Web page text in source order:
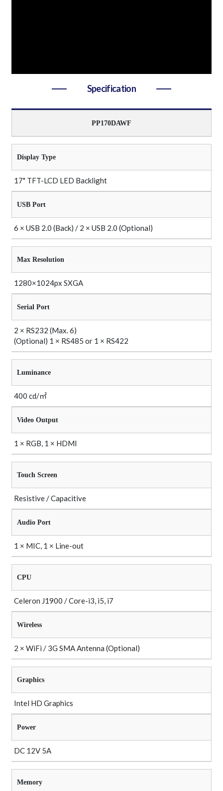
Specification
PP170DAWF
Display Type
17" TFT-LCD LED Backlight
USB Port
6 × USB 2.0 (Back) / 2 × USB 2.0 (Optional)
Max Resolution
1280×1024px SXGA
Serial Port
2 × RS232 (Max. 6)
(Optional) 1 × RS485 or 1 × RS422
Luminance
400 cd/㎡
Video Output
1 × RGB, 1 × HDMI
Touch Screen
Resistive / Capacitive
Audio Port
1 × MIC, 1 × Line-out
CPU
Celeron J1900 / Core-i3, i5, i7
Wireless
2 × WiFi / 3G SMA Antenna (Optional)
Graphics
Intel HD Graphics
Power
DC 12V 5A
Memory